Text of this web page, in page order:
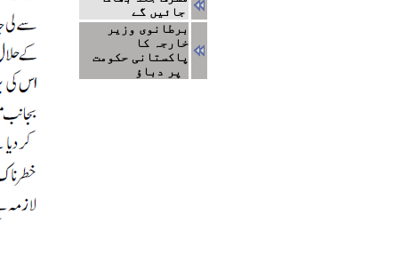
جائیں گے
برطانوی وزیر
خارجہ کا
پاکستانی حکومت